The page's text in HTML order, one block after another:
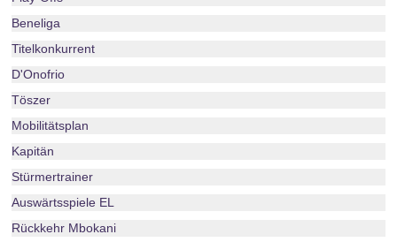
Beneliga
Titelkonkurrent
D'Onofrio
Töszer
Mobilitätsplan
Kapitän
Stürmertrainer
Auswärtsspiele EL
Rückkehr Mbokani